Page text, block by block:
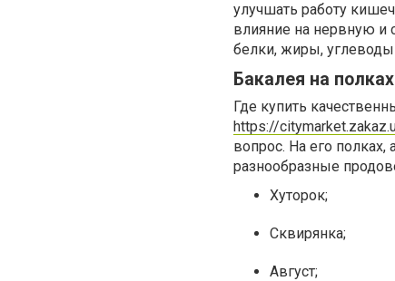
улучшать работу
влияние на нервную и
белки, жиры,
Бакалея на
Где купить
https://
вопрос. На его полках,
разнообразные
Хуторок;
Сквирянка;
Август;